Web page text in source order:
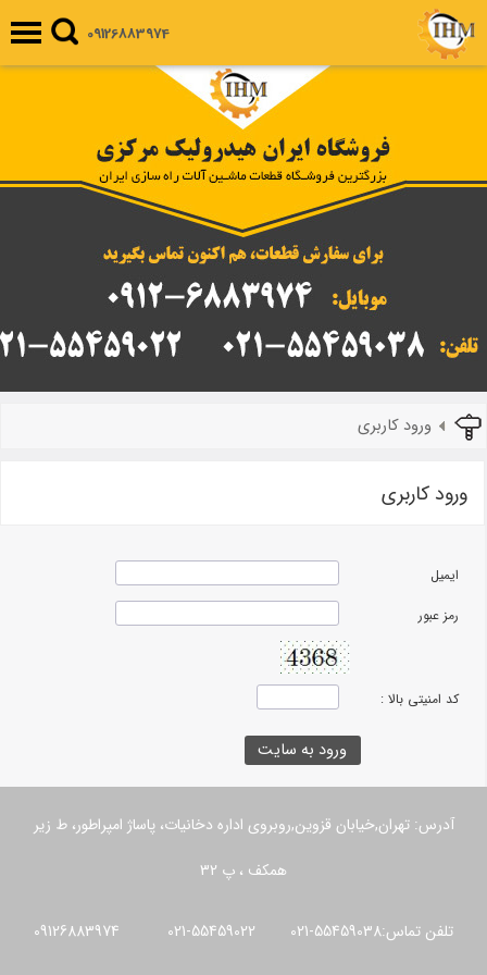
09126883974
ورود کاربری
ورود کاربری
ایمیل
رمز عبور
کد امنیتی بالا :
آدرس: تهران,خیابان قزوین,روبروی اداره دخانیات، پاساژ امپراطور، ط زیر
همکف ، پ 32
تلفن تماس:55459038-021 55459022-021 09126883974